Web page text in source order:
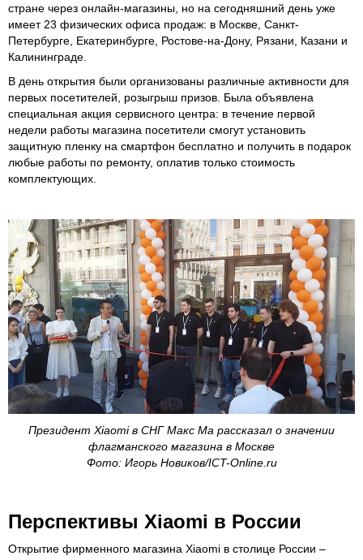
стране через онлайн-магазины, но на сегодняшний день уже
имеет 23 физических офиса продаж: в Москве, Санкт-
Петербурге, Екатеринбурге, Ростове-на-Дону, Рязани, Казани и
Калининграде.
В день открытия были организованы различные активности для
первых посетителей, розыгрыш призов. Была объявлена
специальная акция сервисного центра: в течение первой
недели работы магазина посетители смогут установить
защитную пленку на смартфон бесплатно и получить в подарок
любые работы по ремонту, оплатив только стоимость
комплектующих.
Президент Xiaomi в СНГ Макс Ма рассказал о значении
флагманского магазина в Москве
Фото: Игорь Новиков/ICT-Online.ru
Перспективы Xiaomi в России
Открытие фирменного магазина Xiaomi в столице России –